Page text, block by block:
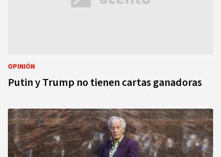
OPINIÓN
Putin y Trump no tienen cartas ganadoras